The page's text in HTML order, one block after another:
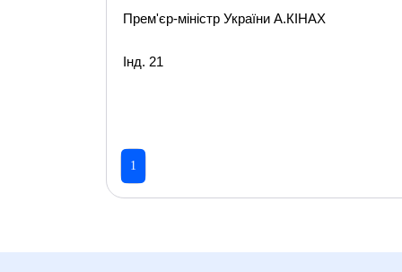
Прем'єр-міністр України А.КІНАХ
Інд. 21
1